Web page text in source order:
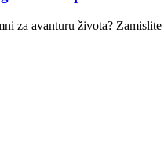
za avanturu života?